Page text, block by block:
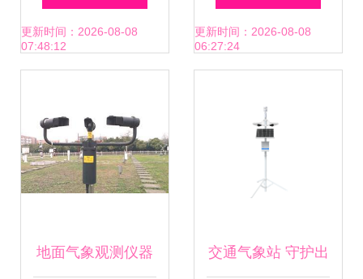
气象观测
更新时间：2026-08-08
07:48:12
集成全解
更新时间：2026-08-08
06:27:24
地面气象观测仪器 交通气象站 守护出